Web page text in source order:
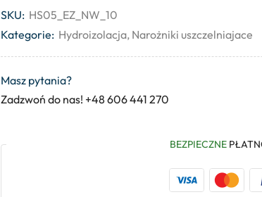
SKU: HS05_EZ_NW_10
Kategorie: Hydroizolacja, Narożniki uszczelniajace
Masz pytania?
Zadzwoń do nas! +48 606 441 270
BEZPIECZNE